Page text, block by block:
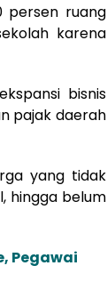
persen ruang
karena
bisnis
pajak daerah
yang tidak
hingga belum
Pegawai